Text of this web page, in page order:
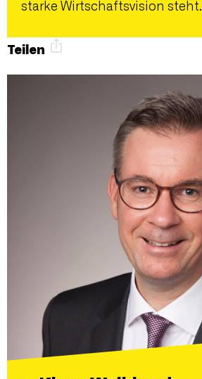
starke Wirtschaftsvision steht.
Teilen